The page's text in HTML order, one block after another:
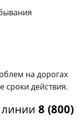
на дорогах
сроки действия.
8 (800)